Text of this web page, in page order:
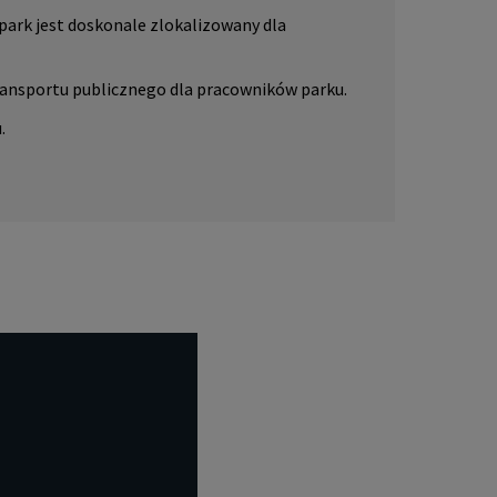
jest doskonale zlokalizowany dla
publicznego dla pracowników parku.